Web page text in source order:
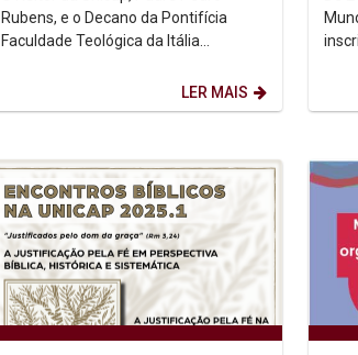
Rubens, e o Decano da Pontifícia
Faculdade Teológica da Itália
Aquino, Dom Antônio Foderaro,...
LER MAIS